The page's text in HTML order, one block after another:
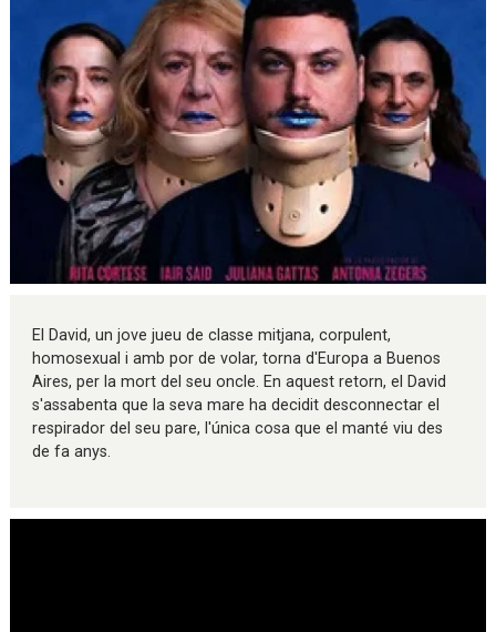
El David, un jove jueu de classe mitjana, corpulent,
homosexual i amb por de volar, torna d'Europa a Buenos
Aires, per la mort del seu oncle. En aquest retorn, el David
s'assabenta que la seva mare ha decidit desconnectar el
respirador del seu pare, l'única cosa que el manté viu des
de fa anys.